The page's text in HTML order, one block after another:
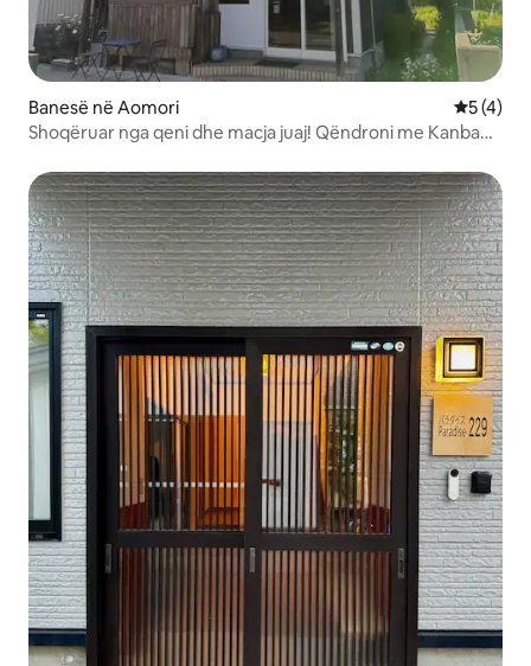
Banesë në Aomori
5 (4)
Shoqëruar nga qeni dhe macja juaj! Qëndroni me Kanban